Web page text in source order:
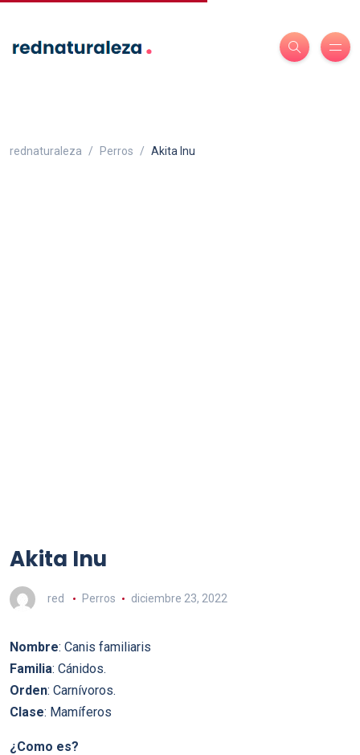
rednaturaleza Perros Akita Inu
Akita Inu
red Perros diciembre 23, 2022
Nombre: Canis familiaris
Familia: Cánidos.
Orden: Carnívoros.
Clase: Mamíferos
¿Como es?